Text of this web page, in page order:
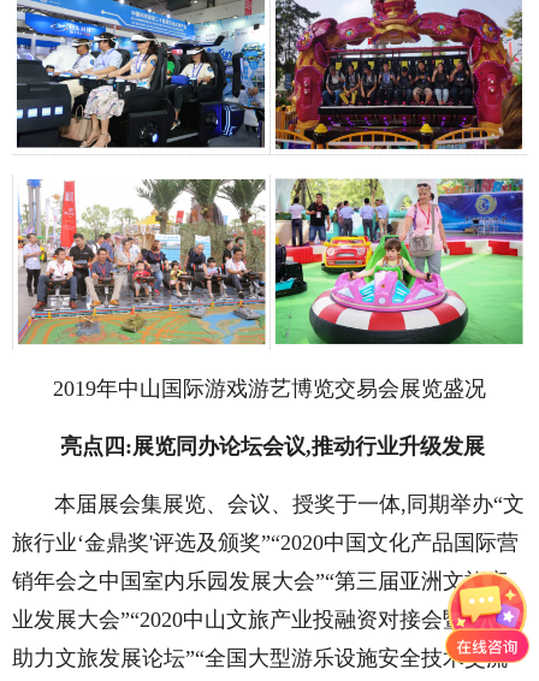
2019年中山国际游戏游艺博览交易会展览盛况
亮点四:展览同办论坛会议,推动行业升级发展
本届展会集展览、会议、授奖于一体,同期举办“文
旅行业‘金鼎奖'评选及颁奖”“2020中国文化产品国际营
销年会之中国室内乐园发展大会”“第三届亚洲文旅产
业发展大会”“2020中山文旅产业投融资对接会暨金融
助力文旅发展论坛”“全国大型游乐设施安全技术交流